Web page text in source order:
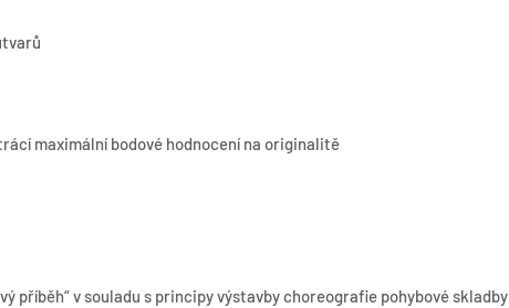
maximální bodové hodnocení na originalitě
příběh“ v souladu s principy výstavby choreografie pohybové skladby